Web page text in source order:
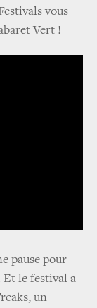
vous
Vert !
pause pour
le festival a
un